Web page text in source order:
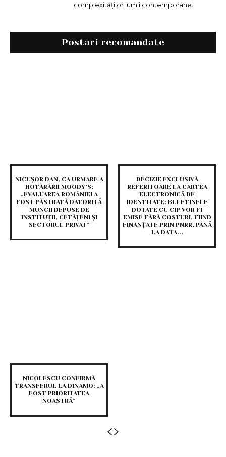
complexităților lumii contemporane.
Postari recomandate
NICUȘOR DAN, CA URMARE A
HOTĂRÂRII MOODY’S:
„EVALUAREA ROMÂNIEI A
FOST PĂSTRATĂ DATORITĂ
MUNCII DEPUSE DE
INSTITUȚII, CETĂȚENI ȘI
SECTORUL PRIVAT”
DECIZIE EXCLUSIVĂ
REFERITOARE LA CARTEA
ELECTRONICĂ DE
IDENTITATE: BULETINELE
DOTATE CU CIP VOR FI
EMISE FĂRĂ COSTURI, FIIND
FINANȚATE PRIN PNRR, PÂNĂ
LA DATA...
NICOLESCU CONFIRMĂ
TRANSFERUL LA DINAMO: „A
FOST PRIORITATEA
NOASTRĂ”